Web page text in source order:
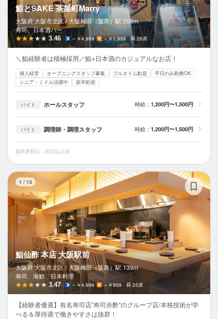
鮨とSAKE 茶屋町Marry
大阪府 大阪市北区 / 大阪梅田（阪急）駅 208m
寿司、日本酒バー
3.46 ～￥4,999 ～￥1,999 26席
＼鮨経験者は積極採用／鮨×日本酒のカジュアルなお店！
個人経営 オープニングスタッフ募集 フルタイム歓迎
平日のみ勤務OK
シニア・ミドル活躍中
新卒歓迎
バイト ホールスタッフ 時給： 1,200円〜1,500円
バイト 調理師・調理スタッフ 時給： 1,200円〜1,500円
最終更新日：30日以上前
1 / 13
鮨仙酢 本店 大阪駅前
大阪府 大阪市北区 / 大阪梅田（阪急）駅 139m
寿司、海鮮、日本料理
3.47 ～￥4,999 ～￥999 25席
【経験者優遇】有名寿司店”寿司赤酢”のグループ店/本格技術が学
べる＆厚待遇で働きやすさは抜群！